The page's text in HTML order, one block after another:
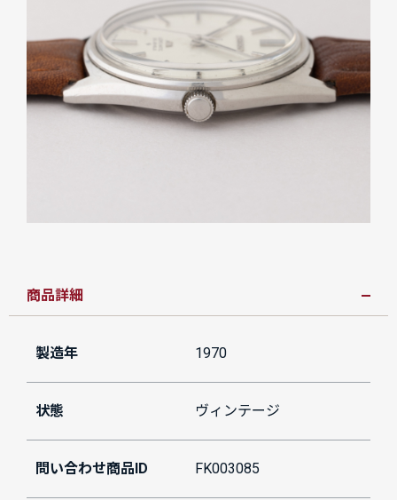
商品詳細
製造年 1970
状態 ヴィンテージ
問い合わせ商品ID FK003085